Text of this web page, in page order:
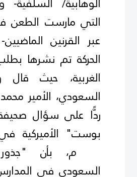
التي مارست الطعن
عبر القرنين
الحركة تم نشرها
الغربية، حيث قال
السعودي، الأمير
ردًّا على سؤال
2018م، بأن
السعودي في